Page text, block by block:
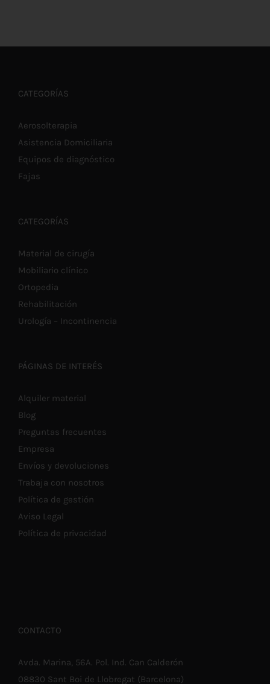
CATEGORÍAS
Aerosolterapia
Asistencia Domiciliaria
Equipos de diagnóstico
Fajas
CATEGORÍAS
Material de cirugía
Mobiliario clínico
Ortopedia
Rehabilitación
Urología – Incontinencia
PÁGINAS DE INTERÉS
Alquiler material
Blog
Preguntas frecuentes
Empresa
Envíos y devoluciones
Trabaja con nosotros
Política de gestión
Aviso Legal
Política de privacidad
CONTACTO
Avda. Marina, 56A. Pol. Ind. Can Calderón
08830 Sant Boi de Llobregat (Barcelona)